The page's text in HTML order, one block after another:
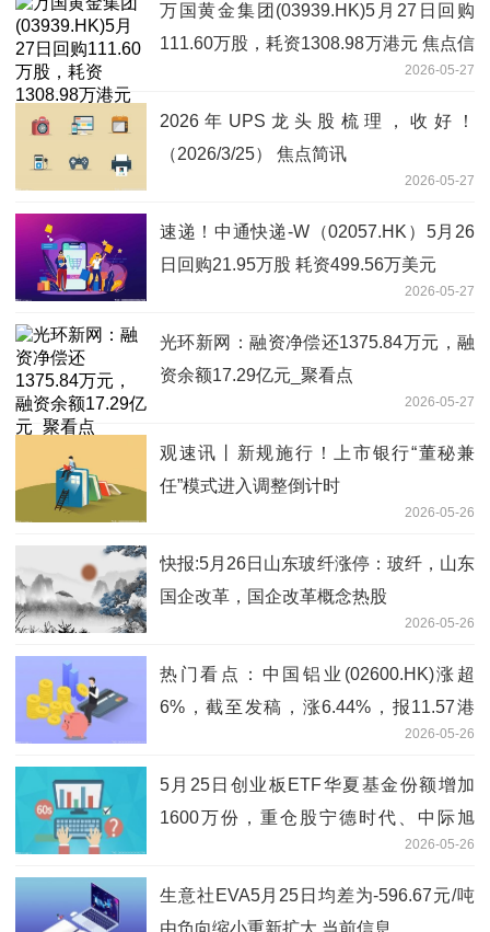
万国黄金集团(03939.HK)5月27日回购
111.60万股，耗资1308.98万港元 焦点信
2026-05-27
2026年UPS龙头股梳理，收好！
（2026/3/25） 焦点简讯
2026-05-27
速递！中通快递-W（02057.HK）5月26
日回购21.95万股 耗资499.56万美元
2026-05-27
光环新网：融资净偿还1375.84万元，融
资余额17.29亿元_聚看点
2026-05-27
观速讯丨新规施行！上市银行“董秘兼
任”模式进入调整倒计时
2026-05-26
快报:5月26日山东玻纤涨停：玻纤，山东
国企改革，国企改革概念热股
2026-05-26
热门看点：中国铝业(02600.HK)涨超
6%，截至发稿，涨6.44%，报11.57港
2026-05-26
5月25日创业板ETF华夏基金份额增加
1600万份，重仓股宁德时代、中际旭
2026-05-26
生意社EVA5月25日均差为-596.67元/吨